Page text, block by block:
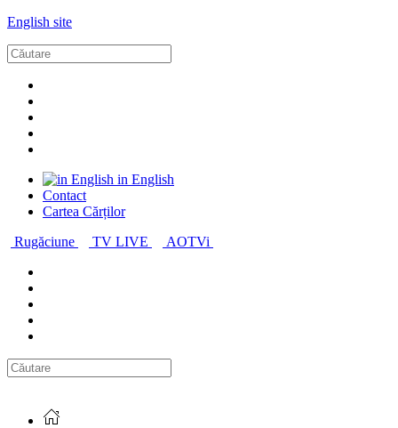
English site
in English
Contact
Cartea Cărților
Rugăciune
TV LIVE AOTVi